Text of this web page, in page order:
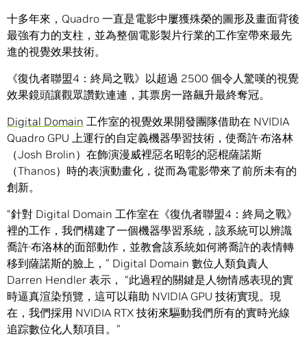
十多年來，Quadro 一直是電影中屢獲殊榮的圖形及畫面背後
最強有力的支柱，並為整個電影製片行業的工作室帶來最先
進的視覺效果技術。
《復仇者聯盟4：終局之戰》以超過 2500 個令人驚嘆的視覺
效果鏡頭讓觀眾讚歎連連，其票房一路飆升最終奪冠。
Digital Domain 工作室的視覺效果開發團隊借助在 NVIDIA
Quadro GPU 上運行的自定義機器學習技術，使喬許·布洛林
（Josh Brolin）在飾演漫威裡惡名昭彰的惡棍薩諾斯
（Thanos）時的表演動畫化，從而為電影帶來了前所未有的
創新。
“針對 Digital Domain 工作室在《復仇者聯盟4：終局之戰》
裡的工作，我們構建了一個機器學習系統，該系統可以辨識
喬許·布洛林的面部動作，並教會該系統如何將喬許的表情轉
移到薩諾斯的臉上，” Digital Domain 數位人類負責人
Darren Hendler 表示， “此過程的關鍵是人物情感表現的實
時逼真渲染預覽，這可以藉助 NVIDIA GPU 技術實現。現
在，我們採用 NVIDIA RTX 技術來驅動我們所有的實時光線
追踪數位化人類項目。”